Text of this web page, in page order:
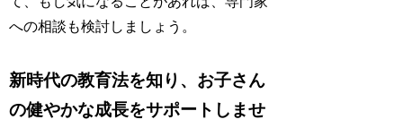
への相談も検討しましょう。
新時代の教育法を知り、お子さん
の健やかな成長をサポートしませ